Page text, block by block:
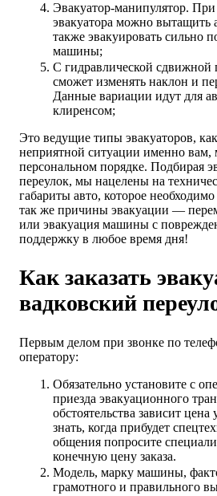
Эвакуатор-манипулятор.
эвакуатора можно вытащить
также эвакуировать сильно
машины;
С гидравлической сдвижной
сможет изменять наклон и
Данные вариации идут для
клиренсом;
Это ведущие типы эвакуаторов,
неприятной ситуации именно вам,
персональном порядке. Подбирая
переулок, мы нацелены на
габариты авто, которое
так же причины эвакуации —
или эвакуация машины с
поддержку в любое время дня!
Как заказать
вадковский
Первым делом при звонке по
оператору:
Обязательно установите с
приезда эвакуационного
обстоятельства зависит цена
знать, когда прибудет
общения попросите
конечную цену заказа.
Модель, марку машины,
грамотного и правильного